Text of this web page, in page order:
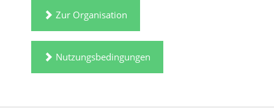
Zur Organisation
Nutzungsbedingungen